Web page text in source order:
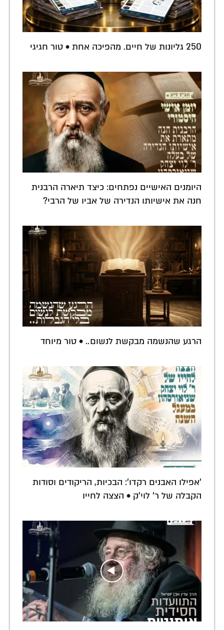
250 גליונות של חיים. מהפיכה אחת • טור חגיגי
היומנים האישיים נפתחים: כיצד תיארה הרבנית
חנה את אישיותו הנדירה של אביו של הרבי?
הרגע שהנשמה מבקשת לנשום.. • טור מיוחד
'אפילו האבנים רקדו': הבכיות, הריקודים וסודות
הקבלה של ר' לוי'ק • הצצה לחייו